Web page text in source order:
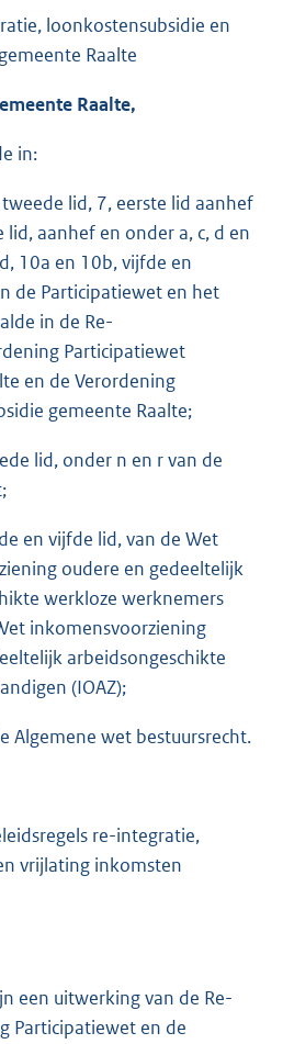
loonkostensubsidie en
Raalte
Raalte,
in:
lid, 7, eerste lid aanhef
lid, aanhef en onder a, c, d en
10a en 10b, vijfde en
de Participatiewet en het
in de Re-
Participatiewet
en de Verordening
gemeente Raalte;
lid, onder n en r van de
en vijfde lid, van de Wet
oudere en gedeeltelijk
werkloze werknemers
inkomensvoorziening
arbeidsongeschikte
(IOAZ);
Algemene wet bestuursrecht.
re-integratie,
vrijlating inkomsten
een uitwerking van de Re-
Participatiewet en de